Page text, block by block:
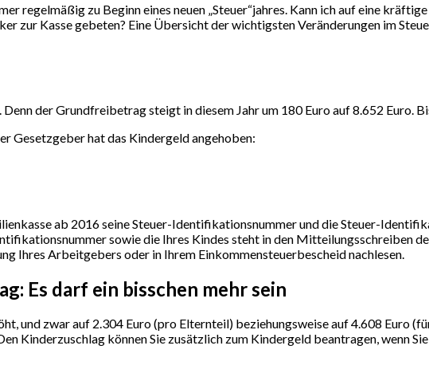
regelmäßig zu Beginn eines neuen „Steuer“jahres. Kann ich auf eine
zur Kasse gebeten? Eine Übersicht der wichtigsten Veränderungen im
der Grundfreibetrag steigt in diesem Jahr um 180 Euro auf 8.652 Euro.
Gesetzgeber hat das Kindergeld angehoben:
ab 2016 seine Steuer-Identifikationsnummer und die Steuer-
sowie die Ihres Kindes steht in den Mitteilungsschreiben
Ihres Arbeitgebers oder in Ihrem Einkommensteuerbescheid nachlesen.
Es darf ein bisschen mehr sein
und zwar auf 2.304 Euro (pro Elternteil) beziehungsweise auf 4.608 Euro
Kinderzuschlag können Sie zusätzlich zum Kindergeld beantragen, wenn